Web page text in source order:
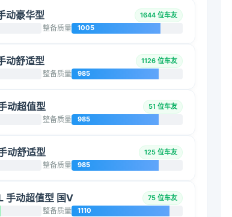
动豪华型 1644 位车友
整备质量 1005
动舒适型 1126 位车友
整备质量 985
动超值型 51 位车友
整备质量 985
动舒适型 125 位车友
整备质量 985
手动超值型 国V 75 位车友
整备质量 1110